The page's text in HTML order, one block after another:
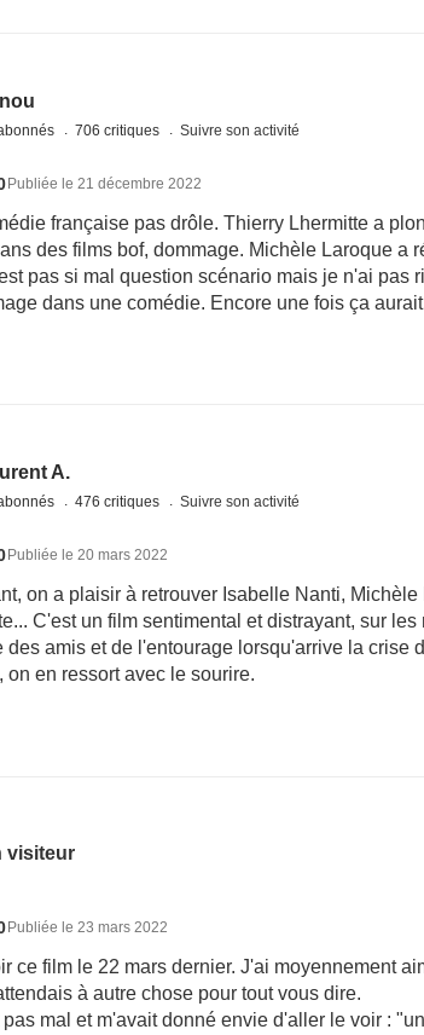
706 critiques Suivre son activité
Publiée le 21 décembre 2022
française pas drôle. Thierry Lhermitte a
des films bof, dommage. Michèle Laroque a
pas si mal question scénario mais je n'ai pas
dans une comédie. Encore une fois ça
A.
476 critiques Suivre son activité
Publiée le 20 mars 2022
on a plaisir à retrouver Isabelle Nanti, Michèle
C'est un film sentimental et distrayant, sur
des amis et de l'entourage lorsqu'arrive la crise
on en ressort avec le sourire.
visiteur
Publiée le 23 mars 2022
ce film le 22 mars dernier. J'ai moyennement
à autre chose pour tout vous dire.
pas mal et m'avait donné envie d'aller le voir :